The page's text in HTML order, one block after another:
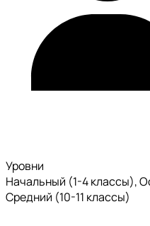
Уровни
Начальный (1-4 классы),
Средний (10-11 классы)